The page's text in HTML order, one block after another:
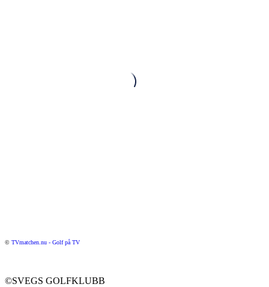
© TVmatchen.nu - Golf på TV
©SVEGS GOLFKLUBB